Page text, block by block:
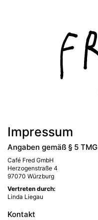
Impressum
Angaben gemäß § 5 TMG
Café Fred GmbH
Herzogenstraße 4
97070 Würzburg
Vertreten durch:
Linda Liegau
Kontakt